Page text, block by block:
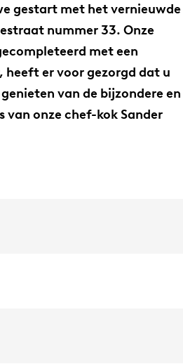
gestart met het vernieuwde
nummer 33. Onze
met een
er voor gezorgd dat u
van de bijzondere en
van onze chef-kok Sander